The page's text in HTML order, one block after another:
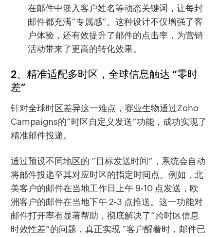
在邮件中嵌入客户姓名等动态关键词，让每封
邮件都充满“专属感”。这种设计不仅增强了客
户体验，还有效提升了邮件的点击率，为营销
活动带来了更高的转化效果。
2、精准适配多时区，全球信息触达 “零时
差”
针对全球时区差异这一难点，赛业生物通过Zoho
Campaigns的“时区自定义发送”功能，成功实现了
精准邮件投递。
通过预设不同地区的 “目标发送时间”，系统会自动
将邮件投递至其对应时区的指定时间点。例如，北
美客户的邮件在当地工作日上午 9-10 点发送，欧
洲客户的邮件在当地下午 2-3 点推送。这一功能对
邮件打开率有显著帮助，彻底解决了“跨时区信息
时效性差”的问题，真正实现 “客户醒着时，邮件已